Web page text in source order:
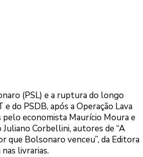
(PSL) e a ruptura do longo
do PSDB, após a Operação Lava
pelo economista Maurício Moura e
Corbellini, autores de “A
que Bolsonaro venceu”, da Editora
livrarias.